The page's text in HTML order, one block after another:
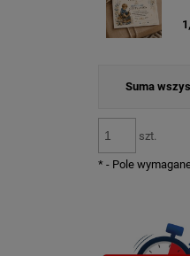
Suma
szt.
* - Pole